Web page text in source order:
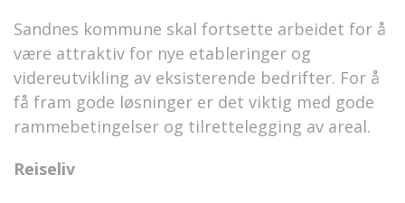
Sandnes kommune skal fortsette arbeidet for å
være attraktiv for nye etableringer og
videreutvikling av eksisterende bedrifter. For å
få fram gode løsninger er det viktig med gode
rammebetingelser og tilrettelegging av areal.
Reiseliv